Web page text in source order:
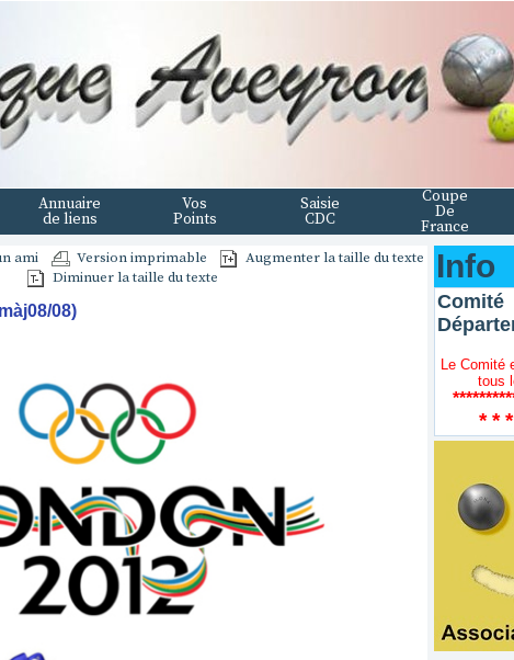
Annuaire
de liens
Vos
Points
Saisie
CDC
Coupe
De
France
ami Version imprimable
Augmenter la taille du texte
Diminuer la taille du texte
08)
Info
Comité
Le Comité
tous
* *